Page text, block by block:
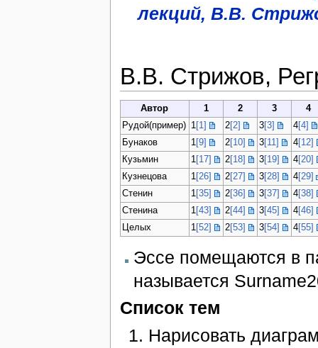
лекций, B.В.
В.В. Стрижов,
Автор 1 2 3
4
Рудой(пример) 1 [1] 2 [2] 3 [3] 4 [4]
Бунаков
1 [9] 2 [10] 3 [11] 4 [12]
Кузьмин
1 [17] 2 [18] 3 [19] 4 [20]
Кузнецова
1 [26] 2 [27] 3 [28] 4 [29]
Стенин
1 [35] 2 [36] 3 [37] 4 [38]
Стенина
1 [43] 2 [44] 3 [45] 4 [46]
Целых
1 [52] 2 [53] 3 [54] 4 [55]
Эссе помещаются в
называется
Список тем
Нарисовать